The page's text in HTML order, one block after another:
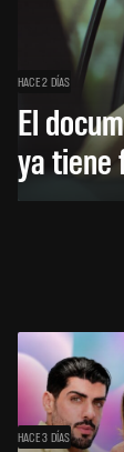
HACE 2 DÍAS
El
ya tiene
HACE 3 DÍAS